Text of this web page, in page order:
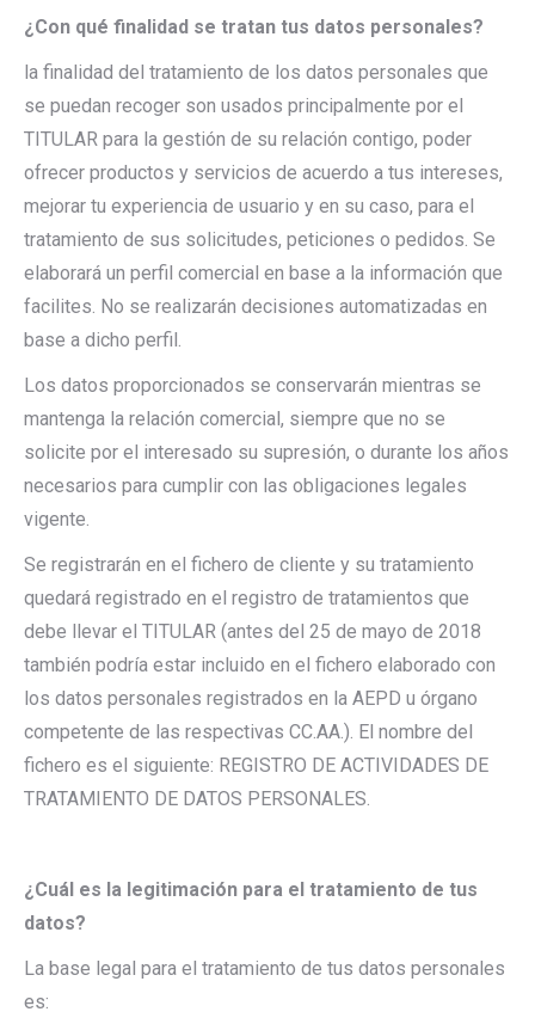
¿Con qué finalidad se tratan tus datos personales?
la finalidad del tratamiento de los datos personales que
se puedan recoger son usados principalmente por el
TITULAR para la gestión de su relación contigo, poder
ofrecer productos y servicios de acuerdo a tus intereses,
mejorar tu experiencia de usuario y en su caso, para el
tratamiento de sus solicitudes, peticiones o pedidos. Se
elaborará un perfil comercial en base a la información que
facilites. No se realizarán decisiones automatizadas en
base a dicho perfil.
Los datos proporcionados se conservarán mientras se
mantenga la relación comercial, siempre que no se
solicite por el interesado su supresión, o durante los años
necesarios para cumplir con las obligaciones legales
vigente.
Se registrarán en el fichero de cliente y su tratamiento
quedará registrado en el registro de tratamientos que
debe llevar el TITULAR (antes del 25 de mayo de 2018
también podría estar incluido en el fichero elaborado con
los datos personales registrados en la AEPD u órgano
competente de las respectivas CC.AA.). El nombre del
fichero es el siguiente: REGISTRO DE ACTIVIDADES DE
TRATAMIENTO DE DATOS PERSONALES.
¿Cuál es la legitimación para el tratamiento de tus
datos?
La base legal para el tratamiento de tus datos personales
es: